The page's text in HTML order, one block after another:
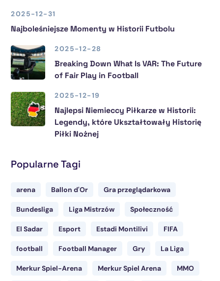
2025-12-31
Najboleśniejsze Momenty w Historii Futbolu
2025-12-28
Breaking Down What Is VAR: The Future
of Fair Play in Football
2025-12-19
Najlepsi Niemieccy Piłkarze w Historii:
Legendy, które Ukształtowały Historię
Piłki Nożnej
Popularne Tagi
arena Ballon d'Or Gra przeglądarkowa
Bundesliga Liga Mistrzów Społeczność
El Sadar Esport Estadi Montilivi FIFA
football Football Manager Gry La Liga
Merkur Spiel-Arena Merkur Spiel Arena MMO